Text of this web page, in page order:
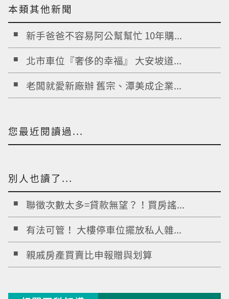
本類其他新聞
新手爸爸不容易阿公幫幫忙 10年購...
北市車位『奢侈的幸福』 大安坡道...
老闆就愛新廠辦 舊宗、潭美成企業...
您最近閱讀過...
別人也讀了...
聯徵次數太多=貸款無望？！買房謠...
有法可管！ 大樓停車位擺放私人雜...
親戚房產買賣比申報贈與划算